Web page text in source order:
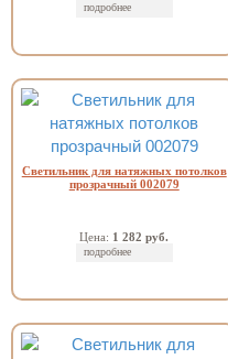
подробнее
Светильник для натяжных потолков
прозрачный 002079
Цена: 1 282 руб.
подробнее